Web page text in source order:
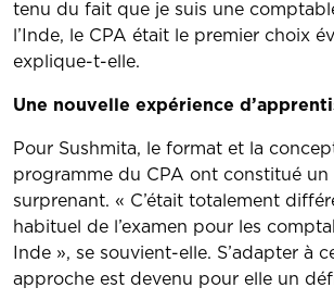
tenu du fait que je suis une
l’Inde, le CPA était le premier choix
explique-t-elle.
Une nouvelle expérience
Pour Sushmita, le format et la
programme du CPA ont constitué un
surprenant. « C’était totalement
habituel de l’examen pour les
Inde », se souvient-elle. S’adapter à
approche est devenu pour elle un